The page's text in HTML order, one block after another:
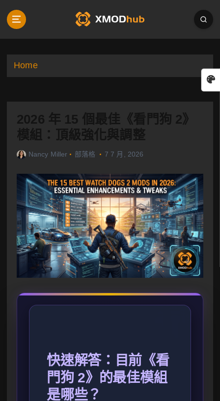
p
Home
2026 年 15 個最佳《看門狗 2》
模組：頂級強化與調整
Nancy Miller 部落格 7 7 月, 2026
快速解答：目前《看
門狗 2》的最佳模組
是哪些？